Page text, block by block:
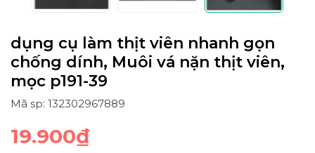
dụng cụ làm thịt viên nhanh gọn
chống dính, Muôi vá nặn thịt viên,
mọc p191-39
Mã sp: 132302967889
19.900₫